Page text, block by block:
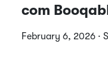
com
February 6, 2026 ·